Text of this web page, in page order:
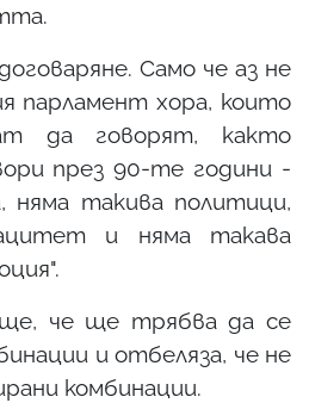
Само че аз не
парламент хора, които
да говорят, както
през 90-те години -
няма такива политици,
и няма такава
че ще трябва да се
и отбеляза, че не
комбинации.